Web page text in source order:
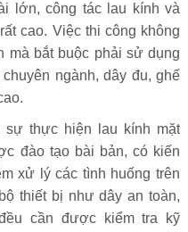
lớn, công tác lau kính và
cao. Việc thi công không
mà bắt buộc phải sử dụng
ngành, dây đu, ghế
sự thực hiện lau kính mặt
đào tạo bài bản, có kiến
xử lý các tình huống trên
thiết bị như dây an toàn,
cần được kiểm tra kỹ